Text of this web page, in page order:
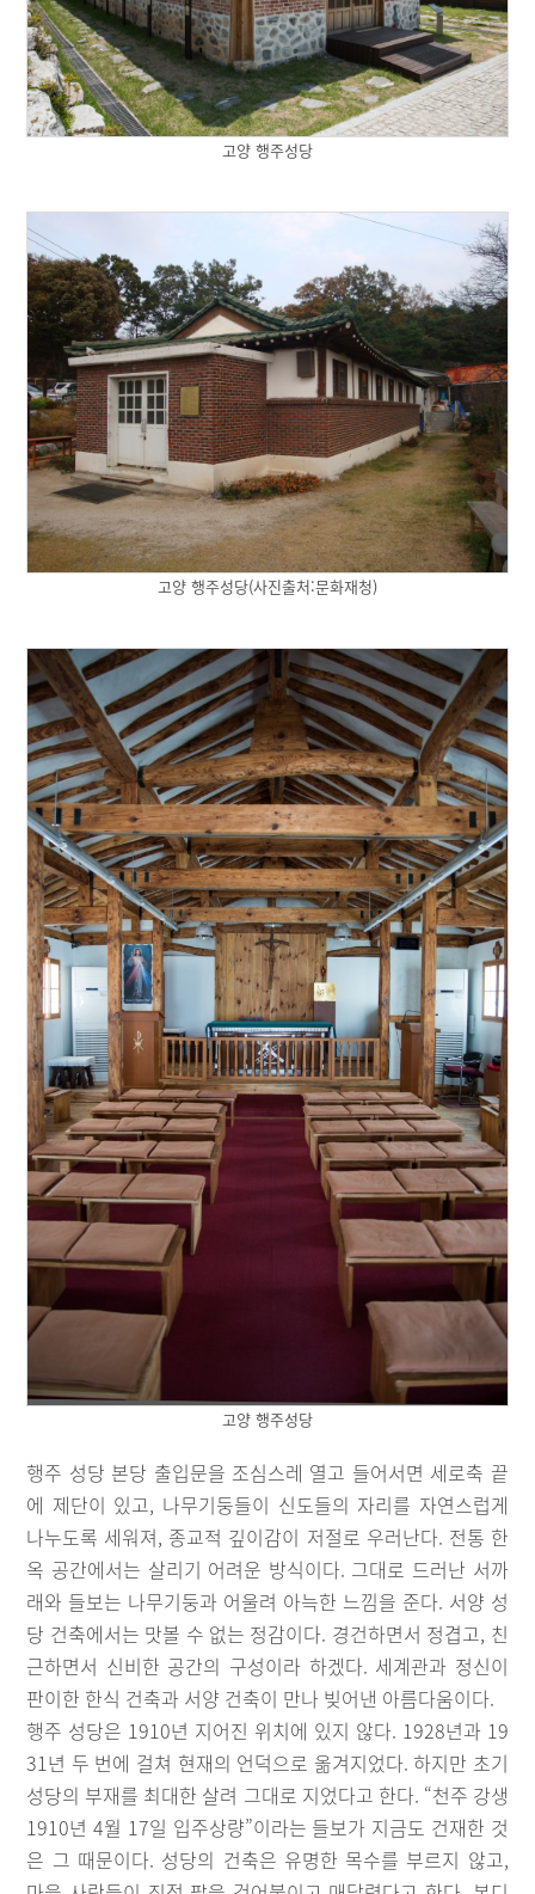
고양 행주성당
고양 행주성당(사진출처:문화재청)
고양 행주성당
행주 성당 본당 출입문을 조심스레 열고 들어서면 세로축 끝
에 제단이 있고, 나무기둥들이 신도들의 자리를 자연스럽게
나누도록 세워져, 종교적 깊이감이 저절로 우러난다. 전통 한
옥 공간에서는 살리기 어려운 방식이다. 그대로 드러난 서까
래와 들보는 나무기둥과 어울려 아늑한 느낌을 준다. 서양 성
당 건축에서는 맛볼 수 없는 정감이다. 경건하면서 정겹고, 친
근하면서 신비한 공간의 구성이라 하겠다. 세계관과 정신이
판이한 한식 건축과 서양 건축이 만나 빚어낸 아름다움이다.
행주 성당은 1910년 지어진 위치에 있지 않다. 1928년과 19
31년 두 번에 걸쳐 현재의 언덕으로 옮겨지었다. 하지만 초기
성당의 부재를 최대한 살려 그대로 지었다고 한다. “천주 강생
1910년 4월 17일 입주상량”이라는 들보가 지금도 건재한 것
은 그 때문이다. 성당의 건축은 유명한 목수를 부르지 않고,